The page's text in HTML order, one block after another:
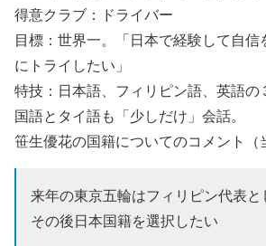
得意クラブ：ドライバー
目標：世界一。「日本で経験して自信
にトライしたい」
特技：日本語、フィリピン語、英語の
国語とタイ語も「少しだけ」会話。
笹生優花の国籍についてのコメント（
来年の東京五輪はフィリピン代表と
その後日本国籍を選択したい